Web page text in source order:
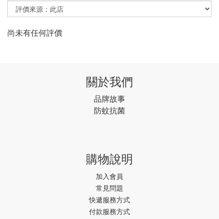
尚未有任何評價
關於我們
品牌故事
防蚊抗菌
購物說明
加入會員
常見問題
快遞服務方式
付款服務方式